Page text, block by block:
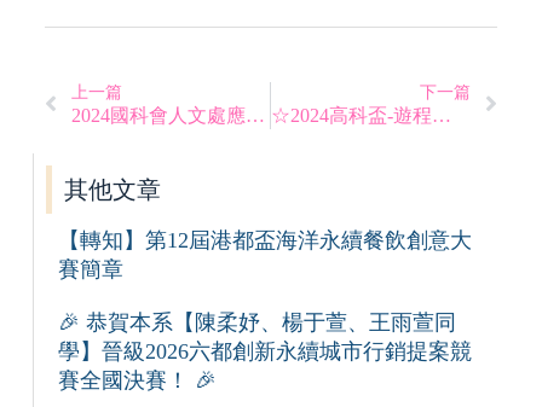
上一篇
2024國科會人文處應用科教學門餐旅組sig增能研習
下一篇
☆2024高科盃-遊程設計暨導覽競賽
其他文章
【轉知】第12屆港都盃海洋永續餐飲創意大
賽簡章
🎉 恭賀本系【陳柔妤、楊于萱、王雨萱同
學】晉級2026六都創新永續城市行銷提案競
賽全國決賽！ 🎉